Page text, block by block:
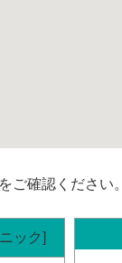
ご確認ください。
ック]